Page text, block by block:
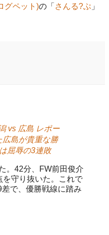
グペット)の「 さんる?ぷ 」
vs 広島 レポー
広島が貴重な勝
屈辱の3連敗
。42分、FW前田俊介
を守り抜いた。これで
で、優勝戦線に踏み